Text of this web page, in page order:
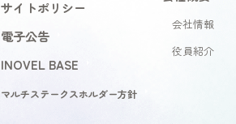
サイトポリシー
電子公告
INOVEL BASE
マルチステークスホルダー方針
会社情報
役員紹介